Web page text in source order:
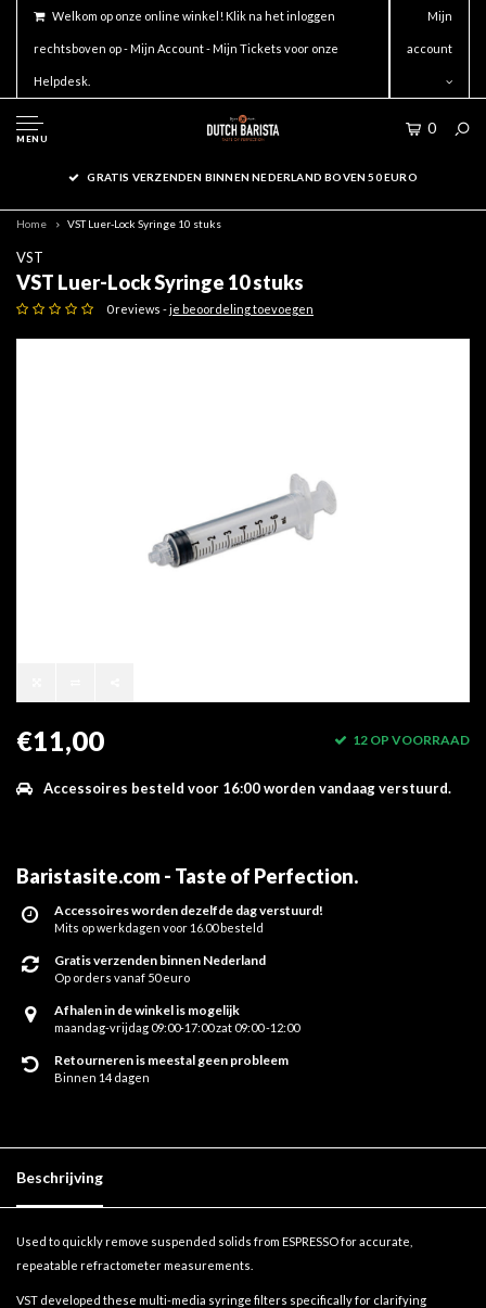
Welkom op onze online winkel! Klik na het inloggen
rechtsboven op - Mijn Account - Mijn Tickets voor onze
Helpdesk.
Mijn
account
MENU
0
GRATIS VERZENDEN BINNEN NEDERLAND BOVEN 50 EURO
Home VST Luer-Lock Syringe 10 stuks
VST
VST Luer-Lock Syringe 10 stuks
0 reviews -je beoordeling toevoegen
€11,00 12 OP VOORRAAD
Accessoires besteld voor 16:00 worden vandaag verstuurd.
Baristasite.com - Taste of Perfection.
Accessoires worden dezelfde dag verstuurd!
Mits op werkdagen voor 16.00 besteld
Gratis verzenden binnen Nederland
Op orders vanaf 50 euro
Afhalen in de winkel is mogelijk
maandag-vrijdag 09:00-17:00 zat 09:00 -12:00
Retourneren is meestal geen probleem
Binnen 14 dagen
Beschrijving
Used to quickly remove suspended solids from ESPRESSO for accurate,
repeatable refractometer measurements.
VST developed these multi-media syringe filters specifically for clarifying